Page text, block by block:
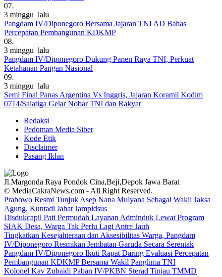
07.
3 minggu lalu
Pangdam IV/Diponegoro Bersama Jajaran TNI AD Bahas
Percepatan Pembangunan KDKMP
08.
3 minggu lalu
Pangdam IV/Diponegoro Dukung Panen Raya TNI, Perkuat
Ketahanan Pangan Nasional
09.
3 minggu lalu
Semi Final Panas Argentina Vs Inggris, Jajaran Koramil Kodim
0714/Salatiga Gelar Nobar TNI dan Rakyat
Redaksi
Pedoman Media Siber
Kode Etik
Disclaimer
Pasang Iklan
Jl.Margonda Raya Pondok Cina,Beji,Depok Jawa Barat
© MediaCakraNews.com - All Right Reserved.
Prabowo Resmi Tunjuk Asep Nana Mulyana Sebagai Wakil Jaksa
Agung, Kuntadi Jabat Jampidsus
Disdukcapil Pati Permudah Layanan Adminduk Lewat Program
SIAK Desa, Warga Tak Perlu Lagi Antre Jauh
Tingkatkan Kesejahteraan dan Aksesibilitas Warga, Pangdam
IV/Diponegoro Resmikan Jembatan Garuda Secara Serentak
Pangdam IV/Diponegoro Ikuti Rapat Daring Evaluasi Percepatan
Pembangunan KDKMP Bersama Wakil Panglima TNI
Kolonel Kav Zubaidi Paban IV/PKBN Sterad Tinjau TMMD